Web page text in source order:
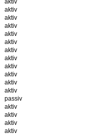
aktiv
aktiv
aktiv
aktiv
aktiv
aktiv
aktiv
aktiv
aktiv
aktiv
aktiv
passiv
aktiv
aktiv
aktiv
aktiv